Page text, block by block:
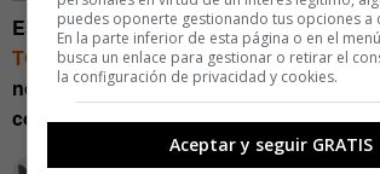
Estos artículos, escritos porPARECE
TODAY, son interpretaciones ficticias y
noticias reales que aparecen en medios
comunicación.
puedes oponerte gestionando tus opciones a
En la parte inferior de esta página o en el
busca un enlace para gestionar o retirar el
la configuración de privacidad y cookies.
Aceptar y seguir GRATIS